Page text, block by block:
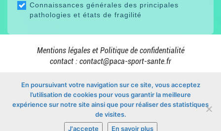
Connaissances générales des principales
pathologies et états de fragilité
Mentions légales et Politique de confidentialité
contact : contact@paca-sport-sante.fr
En collaboration avec
En poursuivant votre navigation sur ce site, vous acceptez
l’utilisation de cookies pour vous garantir la meilleure
expérience sur notre site ainsi que pour réaliser des statistiques
de visites.
J'accepte
En savoir plus